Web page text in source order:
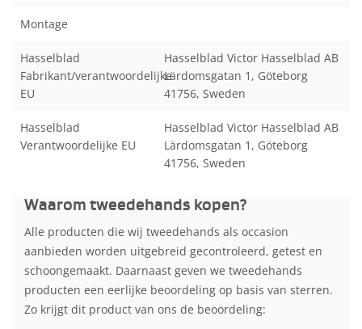
Montage
Hasselblad
Fabrikant/verantwoordelijke
EU
Hasselblad Victor Hasselblad AB
Lärdomsgatan 1, Göteborg
41756, Sweden
Hasselblad
Verantwoordelijke EU
Hasselblad Victor Hasselblad AB
Lärdomsgatan 1, Göteborg
41756, Sweden
Waarom tweedehands kopen?
Alle producten die wij tweedehands als occasion
aanbieden worden uitgebreid gecontroleerd, getest en
schoongemaakt. Daarnaast geven we tweedehands
producten een eerlijke beoordeling op basis van sterren.
Zo krijgt dit product van ons de beoordeling: